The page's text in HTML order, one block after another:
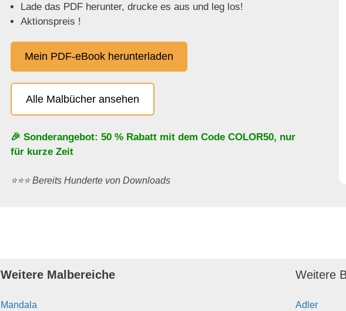
Lade das PDF herunter, drucke es aus und leg los!
Aktionspreis !
Mein PDF-eBook herunterladen
Alle Malbücher ansehen
🎉 Sonderangebot: 50 % Rabatt mit dem Code COLOR50, nur
für kurze Zeit
⭐️⭐️⭐️ Bereits Hunderte von Downloads
Weitere Malbereiche
Mandala
Weitere
Adler